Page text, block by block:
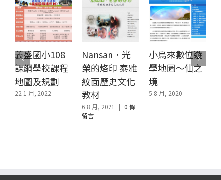
義盛國小108
課綱學校課程
地圖及規劃
22 1 月, 2022
Nansan．光
榮的烙印 泰雅
紋面歷史文化
教材
6 8 月, 2021 | 0 條
留言
小烏來數位遊
學地圖～仙之
境
5 8 月, 2020